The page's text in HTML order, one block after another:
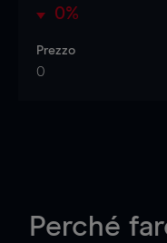
0%
Prezzo
0
Perché